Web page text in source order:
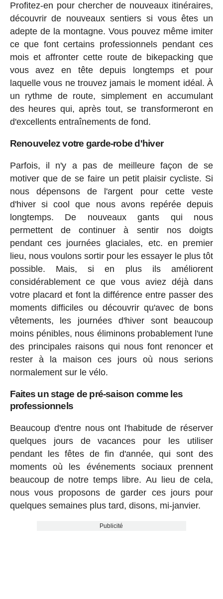
Profitez-en pour chercher de nouveaux itinéraires,
découvrir de nouveaux sentiers si vous êtes un
adepte de la montagne. Vous pouvez même imiter
ce que font certains professionnels pendant ces
mois et affronter cette route de bikepacking que
vous avez en tête depuis longtemps et pour
laquelle vous ne trouvez jamais le moment idéal. À
un rythme de route, simplement en accumulant
des heures qui, après tout, se transformeront en
d'excellents entraînements de fond.
Renouvelez votre garde-robe d'hiver
Parfois, il n'y a pas de meilleure façon de se
motiver que de se faire un petit plaisir cycliste. Si
nous dépensons de l'argent pour cette veste
d'hiver si cool que nous avons repérée depuis
longtemps. De nouveaux gants qui nous
permettent de continuer à sentir nos doigts
pendant ces journées glaciales, etc. en premier
lieu, nous voulons sortir pour les essayer le plus tôt
possible. Mais, si en plus ils améliorent
considérablement ce que vous aviez déjà dans
votre placard et font la différence entre passer des
moments difficiles ou découvrir qu'avec de bons
vêtements, les journées d'hiver sont beaucoup
moins pénibles, nous éliminons probablement l'une
des principales raisons qui nous font renoncer et
rester à la maison ces jours où nous serions
normalement sur le vélo.
Faites un stage de pré-saison comme les
professionnels
Beaucoup d'entre nous ont l'habitude de réserver
quelques jours de vacances pour les utiliser
pendant les fêtes de fin d'année, qui sont des
moments où les événements sociaux prennent
beaucoup de notre temps libre. Au lieu de cela,
nous vous proposons de garder ces jours pour
quelques semaines plus tard, disons, mi-janvier.
Publicité